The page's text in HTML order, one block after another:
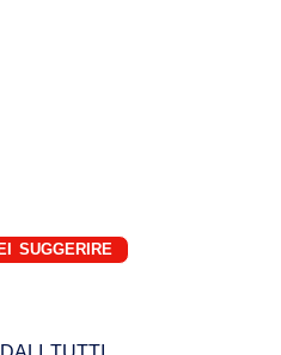
SUGGERIRE